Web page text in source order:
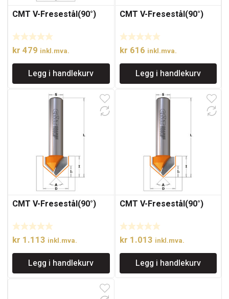
CMT V-Fresestål(90°)
kr 479 inkl.mva.
Legg i handlekurv
CMT V-Fresestål(90°)
kr 616 inkl.mva.
Legg i handlekurv
CMT V-Fresestål(90°)
kr 1.113 inkl.mva.
Legg i handlekurv
CMT V-Fresestål(90°)
kr 1.013 inkl.mva.
Legg i handlekurv